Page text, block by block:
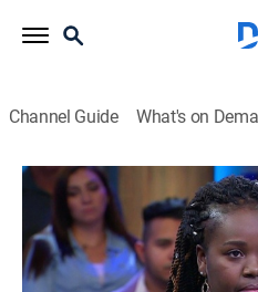
Channel Guide What's on
Caso cerrado
S2018 E1077 |
0h 21m|TV14|Reality, Public
Telemundo|2023